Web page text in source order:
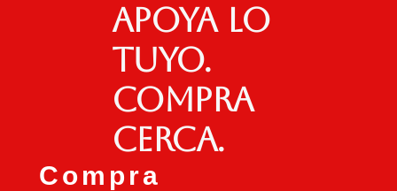
Apoya lo
tuyo.
Compra
cerca.
Compra